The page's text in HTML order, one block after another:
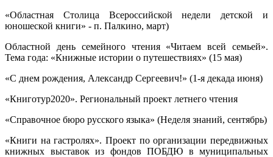
«Областная Столица Всероссийской недели детской и
юношеской книги» - п. Палкино, март)
Областной день семейного чтения «Читаем всей семьей».
Тема года: «Книжные истории о путешествиях» (15 мая)
«С днем рождения, Александр Сергеевич!» (1-я декада июня)
«Книготур2020». Региональный проект летнего чтения
«Справочное бюро русского языка» (Неделя знаний, сентябрь)
«Книги на гастролях». Проект по организации передвижных
книжных выставок из фондов ПОБДЮ в муниципальных